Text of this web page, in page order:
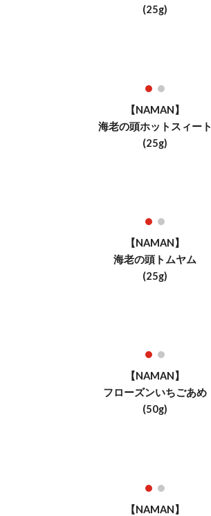
(25g)
【NAMAN】
海老の頭ホットスィート
(25g)
【NAMAN】
海老の頭 トムヤム
(25g)
【NAMAN】
フローズンいちごあめ
(50g)
【NAMAN】